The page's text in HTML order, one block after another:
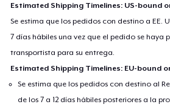
Estimated Shipping Timelines: US-bound
Se estima que los pedidos con destino a EE.
7 días hábiles una vez que el pedido se
transportista para su entrega.
Estimated Shipping Timelines: EU-bound
Se estima que los pedidos con destino al
de los 7 a 12 días hábiles posteriores a la